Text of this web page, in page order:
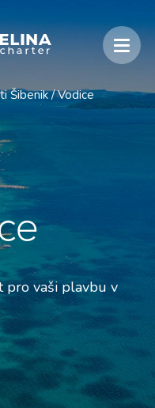
Šibenik / Vodice
pro vaši plavbu v